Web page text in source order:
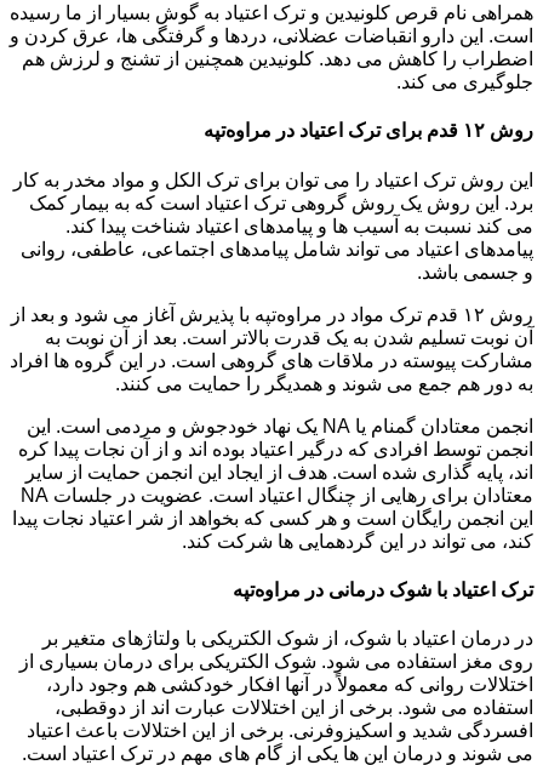
همراهی نام قرص کلونیدین و ترک اعتیاد به گوش بسیار از ما رسیده
است. این دارو انقباضات عضلانی، دردها و گرفتگی ها، عرق کردن و
اضطراب را کاهش می دهد. کلونیدین همچنین از تشنج و لرزش هم
جلوگیری می کند.
روش ۱۲ قدم برای ترک اعتیاد در مراوه‌تپه
این روش ترک اعتیاد را می توان برای ترک الکل و مواد مخدر به کار
برد. این روش یک روش گروهی ترک اعتیاد است که به بیمار کمک
می کند نسبت به آسیب ها و پیامدهای اعتیاد شناخت پیدا کند.
پیامدهای اعتیاد می تواند شامل پیامدهای اجتماعی، عاطفی، روانی
و جسمی باشد.
روش ۱۲ قدم ترک مواد در مراوه‌تپه با پذیرش آغاز می شود و بعد از
آن نوبت تسلیم شدن به یک قدرت بالاتر است. بعد از آن نوبت به
مشارکت پیوسته در ملاقات های گروهی است. در این گروه ها افراد
به دور هم جمع می شوند و همدیگر را حمایت می کنند.
انجمن معتادان گمنام یا NA یک نهاد خودجوش و مردمی است. این
انجمن توسط افرادی که درگیر اعتیاد بوده اند و از آن نجات پیدا کره
اند، پایه گذاری شده است. هدف از ایجاد این انجمن حمایت از سایر
معتادان برای رهایی از چنگال اعتیاد است. عضویت در جلسات NA
این انجمن رایگان است و هر کسی که بخواهد از شر اعتیاد نجات پیدا
کند، می تواند در این گردهمایی ها شرکت کند.
ترک اعتیاد با شوک درمانی در مراوه‌تپه
در درمان اعتیاد با شوک، از شوک الکتریکی با ولتاژهای متغیر بر
روی مغز استفاده می شود. شوک الکتریکی برای درمان بسیاری از
اختلالات روانی که معمولاً در آنها افکار خودکشی هم وجود دارد،
استفاده می شود. برخی از این اختلالات عبارت اند از دوقطبی،
افسردگی شدید و اسکیزوفرنی. برخی از این اختلالات باعث اعتیاد
می شوند و درمان این ها یکی از گام های مهم در ترک اعتیاد است.